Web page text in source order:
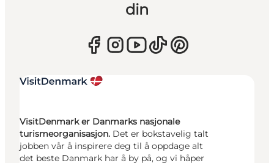
din
VisitDenmark er Danmarks nasjonale
turismeorganisasjon. Det er bokstavelig talt
jobben vår å inspirere deg til å oppdage alt
det beste Danmark har å by på, og vi håper